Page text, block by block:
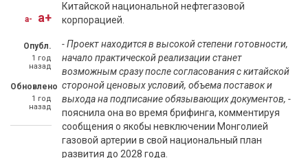
a- a+
Опубл.
1 год
назад
Обновлено
1 год
назад
Китайской национальной нефтегазовой
корпорацией.
- Проект находится в высокой степени готовности,
начало практической реализации станет
возможным сразу после согласования с китайской
стороной ценовых условий, объема поставок и
выхода на подписание обязывающих документов, -
пояснила она во время брифинга, комментируя
сообщения о якобы невключении Монголией
газовой артерии в свой национальный план
развития до 2028 года.